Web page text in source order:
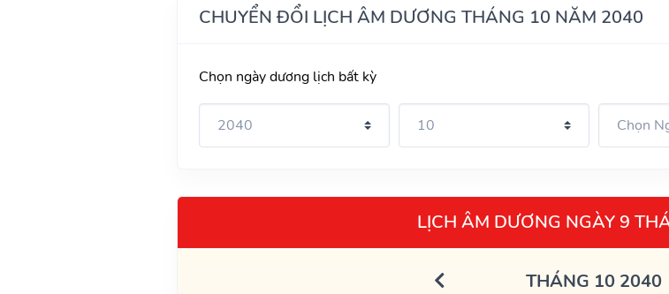
CHUYỂN ĐỔI LỊCH ÂM DƯƠNG THÁNG 10 NĂM 2040
Chọn ngày dương lịch bất kỳ
LỊCH ÂM DƯƠNG NGÀY 9
THÁNG 10 2040